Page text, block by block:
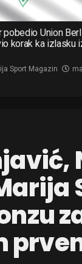
pobedio Union
korak ka izlasku
Sport Magazin